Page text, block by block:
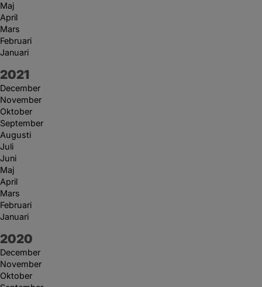
Maj
April
Mars
Februari
Januari
År:
2021
December
November
Oktober
September
Augusti
Juli
Juni
Maj
April
Mars
Februari
Januari
År:
2020
December
November
Oktober